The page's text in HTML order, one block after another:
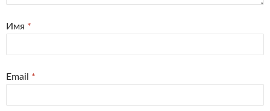
Имя *
Email *